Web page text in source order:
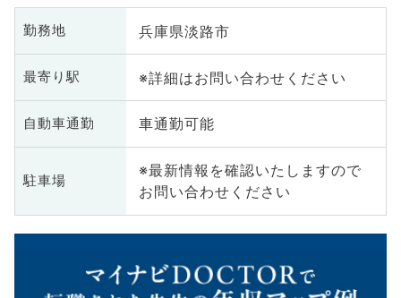
勤務地 兵庫県淡路市
最寄り駅 ※詳細はお問い合わせください
自動車通勤 車通勤可能
駐車場
※最新情報を確認いたしますので
お問い合わせください